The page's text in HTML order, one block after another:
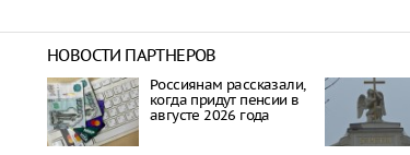
НОВОСТИ ПАРТНЕРОВ
Россиянам рассказали,
когда придут пенсии в
августе 2026 года